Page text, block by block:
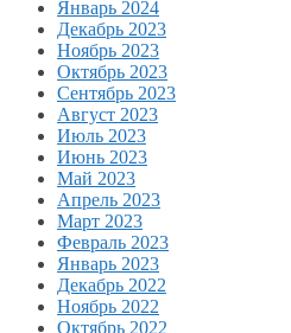
Январь 2024
Декабрь 2023
Ноябрь 2023
Октябрь 2023
Сентябрь 2023
Август 2023
Июль 2023
Июнь 2023
Май 2023
Апрель 2023
Март 2023
Февраль 2023
Январь 2023
Декабрь 2022
Ноябрь 2022
Октябрь 2022